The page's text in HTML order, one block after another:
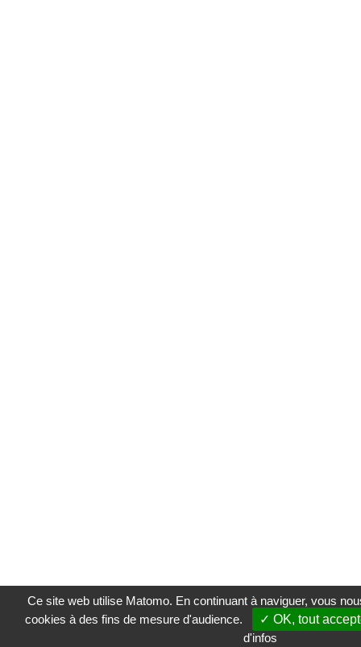
Ce site web utilise Matomo. En continuant à naviguer, vous
cookies à des fins de mesure d'audience.
✓ OK, tout
d'infos